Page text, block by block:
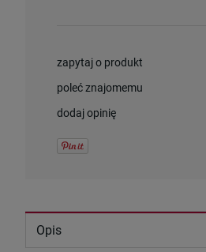
zapytaj o produkt
poleć znajomemu
dodaj opinię
Opis